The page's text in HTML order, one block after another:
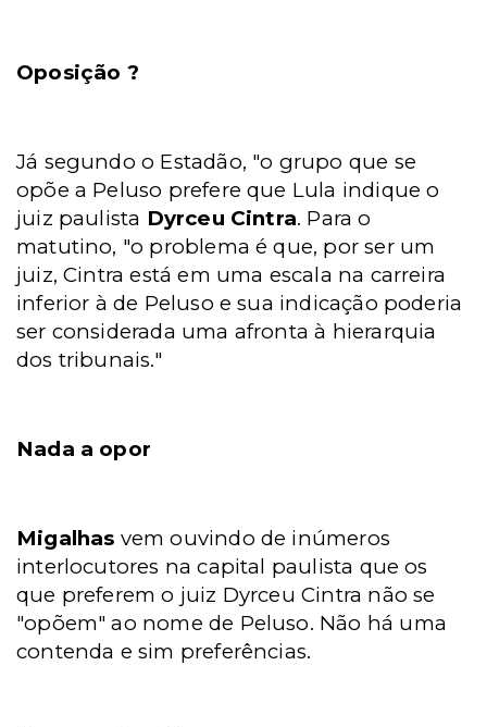
Oposição ?
Já segundo o Estadão, "o grupo que se
opõe a Peluso prefere que Lula indique o
juiz paulista Dyrceu Cintra. Para o
matutino, "o problema é que, por ser um
juiz, Cintra está em uma escala na carreira
inferior à de Peluso e sua indicação poderia
ser considerada uma afronta à hierarquia
dos tribunais."
Nada a opor
Migalhas vem ouvindo de inúmeros
interlocutores na capital paulista que os
que preferem o juiz Dyrceu Cintra não se
"opõem" ao nome de Peluso. Não há uma
contenda e sim preferências.